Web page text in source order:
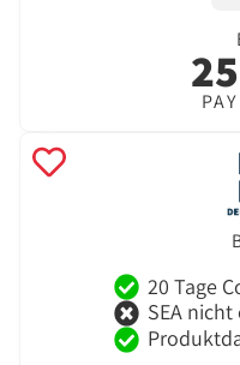
20 Tage
SEA